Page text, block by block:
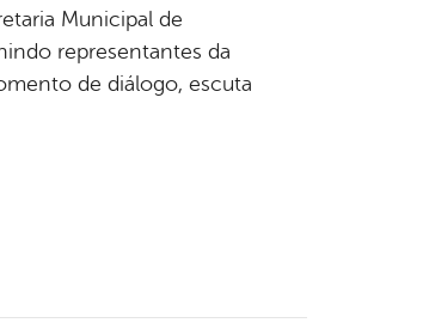
Municipal de
representantes da
de diálogo, escuta